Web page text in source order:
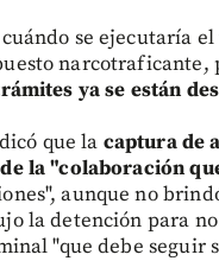
se ejecutaría
narcotraficante,
ya se están
que la captura de
la "colaboración
aunque no
la detención para
"que debe seguir